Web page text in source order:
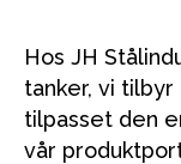
Hos JH
tanker, vi
tilpasset den
vår